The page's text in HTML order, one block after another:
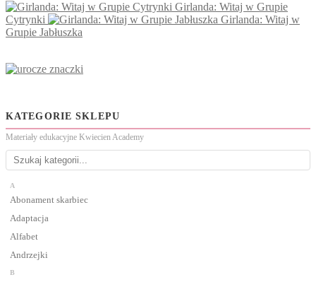
Girlanda: Witaj w Grupie
Cytrynki
Girlanda: Witaj w
Grupie Jabłuszka
KATEGORIE SKLEPU
Materiały edukacyjne Kwiecien Academy
A
Abonament skarbiec
Adaptacja
Alfabet
Andrzejki
B